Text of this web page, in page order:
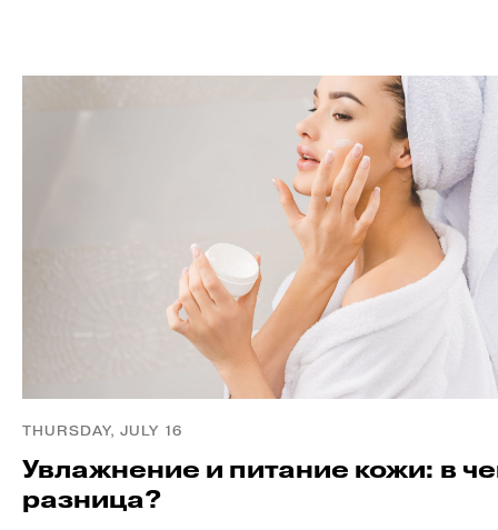
THURSDAY, JULY 16
Увлажнение и питание кожи: в
разница?